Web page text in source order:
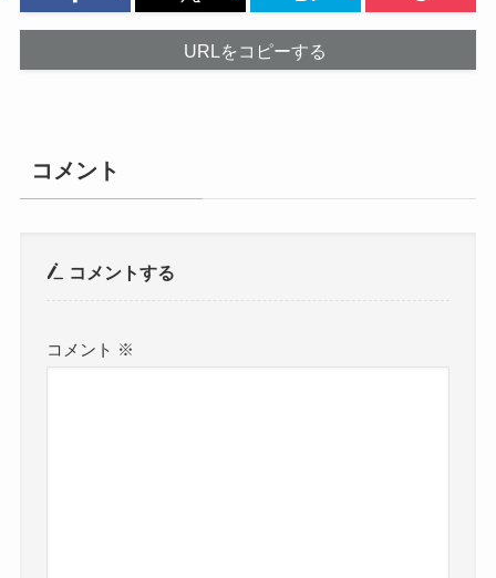
URLをコピーする
コメント
コメントする
コメント ※